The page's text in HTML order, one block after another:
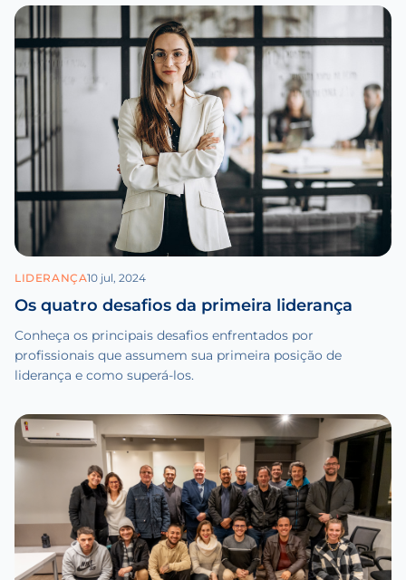
LIDERANÇA10 jul, 2024
Os quatro desafios da primeira liderança
Conheça os principais desafios enfrentados por
profissionais que assumem sua primeira posição de
liderança e como superá-los.